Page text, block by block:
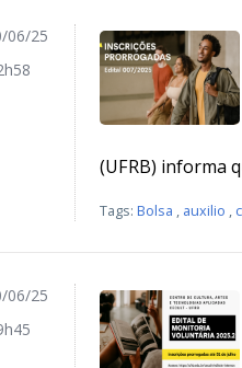
(UFRB) informa
Tags:Bolsa , auxilio ,
06/25
06/25